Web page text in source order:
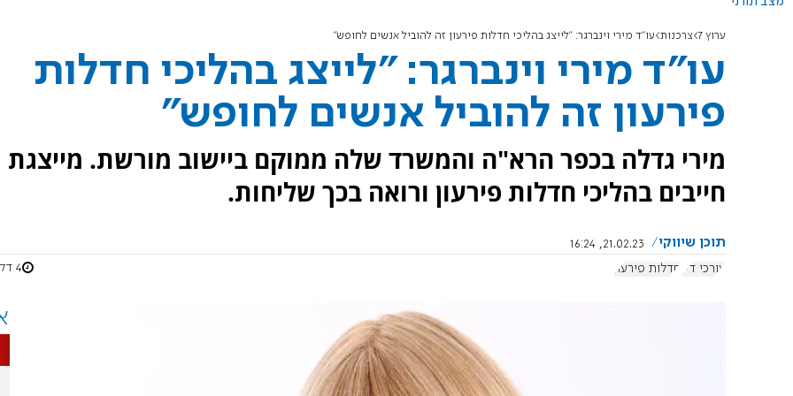
ערוץ 7 צרכנות עו"ד מירי וינברגר: "לייצג בהליכי חדלות פירעון זה להוביל אנשים לחופש"
עו"ד מירי וינברגר: "לייצג בהליכי חדלות
פירעון זה להוביל אנשים לחופש"
מירי גדלה בכפר הרא"ה והמשרד שלה ממוקם ביישוב מורשת. מייצגת
חייבים בהליכי חדלות פירעון ורואה בכך שליחות.
תוכן שיווקי
21.02.23, 16:24
עורכי דין
חדלות פירעון 4 דקות